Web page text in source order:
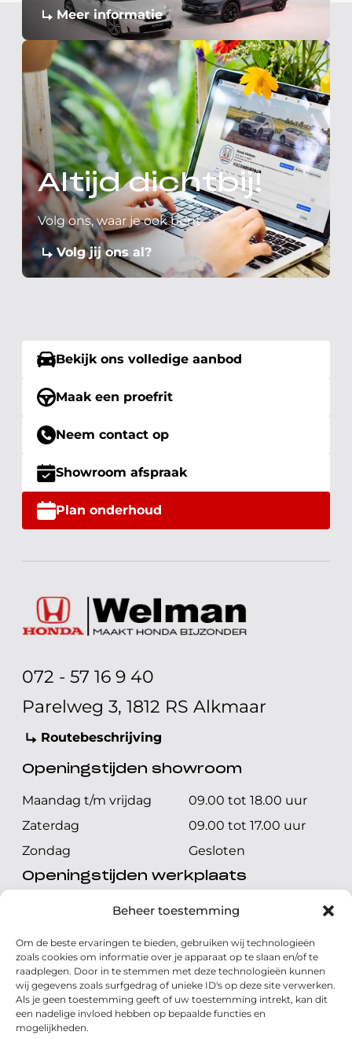
Beheer toestemming
Om de beste ervaringen te bieden, gebruiken wij technologieën
zoals cookies om informatie over je apparaat op te slaan en/of te
raadplegen. Door in te stemmen met deze technologieën kunnen
wij gegevens zoals surfgedrag of unieke ID's op deze site verwerken.
Als je geen toestemming geeft of uw toestemming intrekt, kan dit
een nadelige invloed hebben op bepaalde functies en
mogelijkheden.
Meer informatie
Altijd dichtbij!
Volg ons, waar je ook bent
Volg jij ons al?
Bekijk ons volledige aanbod
Maak een proefrit
Neem contact op
Showroom afspraak
Plan onderhoud
072 - 57 16 9 40
Parelweg 3, 1812 RS Alkmaar
Routebeschrijving
Openingstijden showroom
Maandag t/m vrijdag
09.00 tot 18.00 uur
Zaterdag
09.00 tot 17.00 uur
Zondag
Gesloten
Openingstijden werkplaats
Maandag t/m vrijdag
08.00 tot 17.00 uur
Zondag
Gesloten
Volg ons